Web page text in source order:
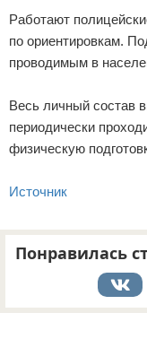
Работают
по ориентировкам.
проводимым в
Весь личный состав
периодически
физическую
Источник
Понравилась